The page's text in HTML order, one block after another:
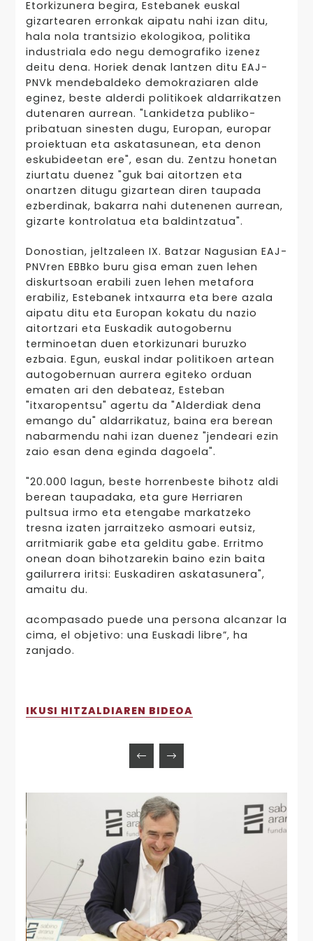
Etorkizunera begira, Estebanek euskal
gizartearen erronkak aipatu nahi izan ditu,
hala nola trantsizio ekologikoa, politika
industriala edo negu demografiko izenez
deitu dena. Horiek denak lantzen ditu EAJ-
PNVk mendebaldeko demokraziaren alde
eginez, beste alderdi politikoek aldarrikatzen
dutenaren aurrean. "Lankidetza publiko-
pribatuan sinesten dugu, Europan, europar
proiektuan eta askatasunean, eta denon
eskubideetan ere", esan du. Zentzu honetan
ziurtatu duenez "guk bai aitortzen eta
onartzen ditugu gizartean diren taupada
ezberdinak, bakarra nahi dutenenen aurrean,
gizarte kontrolatua eta baldintzatua".
Donostian, jeltzaleen IX. Batzar Nagusian EAJ-
PNVren EBBko buru gisa eman zuen lehen
diskurtsoan erabili zuen lehen metafora
erabiliz, Estebanek intxaurra eta bere azala
aipatu ditu eta Europan kokatu du nazio
aitortzari eta Euskadik autogobernu
terminoetan duen etorkizunari buruzko
ezbaia. Egun, euskal indar politikoen artean
autogobernuan aurrera egiteko orduan
ematen ari den debateaz, Esteban
"itxaropentsu" agertu da "Alderdiak dena
emango du" aldarrikatuz, baina era berean
nabarmendu nahi izan duenez "jendeari ezin
zaio esan dena eginda dagoela".
"20.000 lagun, beste horrenbeste bihotz aldi
berean taupadaka, eta gure Herriaren
pultsua irmo eta etengabe markatzeko
tresna izaten jarraitzeko asmoari eutsiz,
arritmiarik gabe eta gelditu gabe. Erritmo
onean doan bihotzarekin baino ezin baita
gailurrera iritsi: Euskadiren askatasunera",
amaitu du.
acompasado puede una persona alcanzar la
cima, el objetivo: una Euskadi libre”, ha
zanjado.
IKUSI HITZALDIAREN BIDEOA